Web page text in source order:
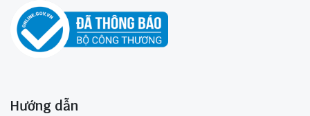
Hướng dẫn